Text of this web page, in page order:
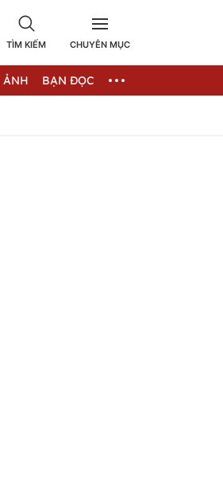
TÌM KIẾM CHUYÊN MỤC
BẠN ĐỌC